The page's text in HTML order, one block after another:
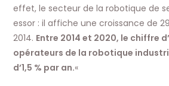
effet, le secteur de la robotique de
essor : il affiche une croissance de
2014. Entre 2014 et 2020, le chiffre
opérateurs de la robotique
d’1,5 % par an.«